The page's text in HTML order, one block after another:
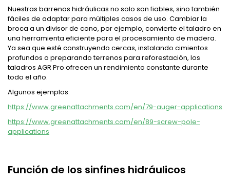
Nuestras barrenas hidráulicas no solo son fiables, sino también
fáciles de adaptar para múltiples casos de uso. Cambiar la
broca a un divisor de cono, por ejemplo, convierte el taladro en
una herramienta eficiente para el procesamiento de madera.
Ya sea que esté construyendo cercas, instalando cimientos
profundos o preparando terrenos para reforestación, los
taladros AGR Pro ofrecen un rendimiento constante durante
todo el año.
Algunos ejemplos:
https://www.greenattachments.com/en/79-auger-applications
https://www.greenattachments.com/en/89-screw-pole-
applications
Función de los sinfines hidráulicos